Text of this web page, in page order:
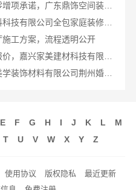
深圳装修预算清单零增项承诺，广东鼎饰空间装饰工程有限公司靠谱
福建尚艺空间新材料科技有限公司全包家庭装修口碑优选报价明细
工方案，流程透明公开
湖北百年米莱空间美学装饰材料有限公司荆州婚房装修
E F G H I J K L
M
T U V W X Y Z
使用协议 版权隐私
最近更新